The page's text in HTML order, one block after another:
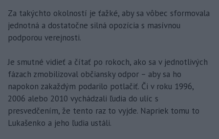
Za takýchto okolností je ťažké, aby sa vôbec sformovala
jednotná a dostatočne silná opozícia s masívnou
podporou verejnosti.
Je smutné vidieť a čítať po rokoch, ako sa v jednotlivých
fázach zmobilizoval občiansky odpor – aby sa ho
napokon zakaždým podarilo potlačiť. Či v roku 1996,
2006 alebo 2010 vychádzali ľudia do ulíc s
presvedčením, že tento raz to vyjde. Napriek tomu to
Lukašenko a jeho ľudia ustáli.